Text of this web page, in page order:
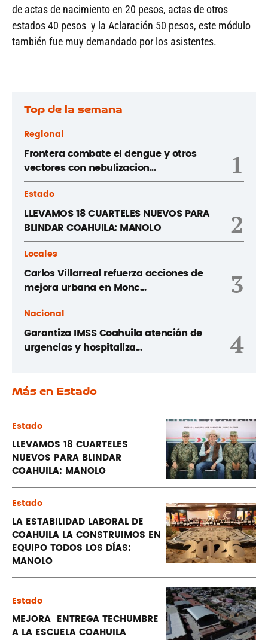
de actas de nacimiento en 20 pesos, actas de otros
estados 40 pesos y la Aclaración 50 pesos, este módulo
también fue muy demandado por los asistentes.
Top de la semana
Regional
Frontera combate el dengue y otros
vectores con nebulizacion...
1
Estado
LLEVAMOS 18 CUARTELES NUEVOS PARA
BLINDAR COAHUILA: MANOLO
2
Locales
Carlos Villarreal refuerza acciones de
mejora urbana en Monc...
3
Nacional
Garantiza IMSS Coahuila atención de
urgencias y hospitaliza...
4
Más en Estado
Estado
LLEVAMOS 18 CUARTELES
NUEVOS PARA BLINDAR
COAHUILA: MANOLO
Estado
LA ESTABILIDAD LABORAL DE
COAHUILA LA CONSTRUIMOS EN
EQUIPO TODOS LOS DÍAS:
MANOLO
Estado
MEJORA ENTREGA TECHUMBRE
A LA ESCUELA COAHUILA